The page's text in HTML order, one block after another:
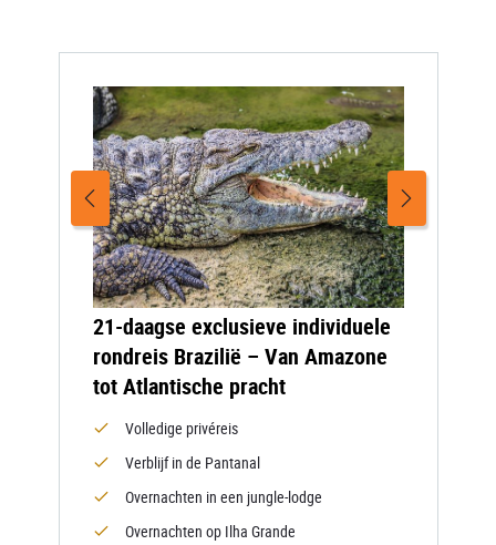
21-daagse exclusieve individuele
rondreis Brazilië – Van Amazone
tot Atlantische pracht
Volledige privéreis
Verblijf in de Pantanal
Overnachten in een jungle-lodge
Overnachten op Ilha Grande